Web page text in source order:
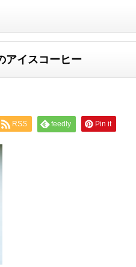
アイスコーヒー
RSS feedly Pin it